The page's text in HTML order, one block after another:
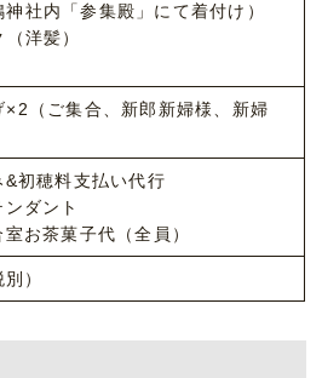
神社内「参集殿」にて着付け）
洋髪）
×2（ご集合、新郎新婦様、新婦
初穂料支払い代行
ダント
お茶菓子代（全員）
）